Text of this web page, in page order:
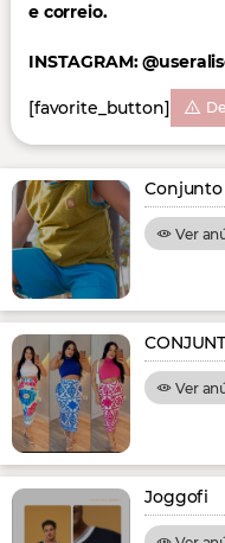
e correio.
INSTAGRAM:
[favorite_button]
Ver
Ver
Joggofi